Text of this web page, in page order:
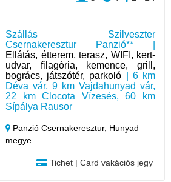
Szállás Szilveszter
Csernakeresztur Panzió** |
Ellátás, étterem, terasz, WIFI, kert-
udvar, filagória, kemence, grill,
bogrács, játszótér, parkoló | 6 km
Déva vár, 9 km Vajdahunyad vár,
22 km Clocota Vízesés, 60 km
Sípálya Rausor
Panzió Csernakeresztur, Hunyad
megye
Tichet | Card vakációs jegy